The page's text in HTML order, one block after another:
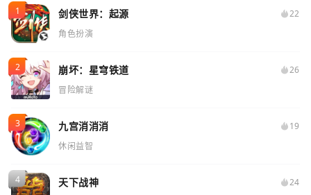
剑侠世界：起源
22
角色扮演
崩坏：星穹铁道
26
冒险解谜
九宫消消消
19
休闲益智
天下战神
24